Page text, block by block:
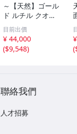
～【天然】ゴール
ド ルチル クオー
ツ 丸玉 13.7mm
3.7g
目前出價
¥ 44,000
($9,548)
(
聯絡我們
人才招募